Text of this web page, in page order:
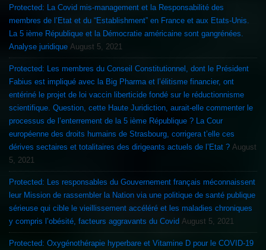
Protected: La Covid mis-management et la Responsabilité des
membres de l’Etat et du “Establishment” en France et aux Etats-Unis.
La 5 ième République et la Démocratie américaine sont gangrénées.
Analyse juridique August 5, 2021
Protected: Les membres du Conseil Constitutionnel, dont le Président
Fabius est impliqué avec la Big Pharma et l’élitisme financier, ont
entériné le projet de loi vaccin liberticide fondé sur le réductionnisme
scientifique. Question, cette Haute Juridiction, aurait-elle commenter le
processus de l’enterrement de la 5 ième République ? La Cour
européenne des droits humains de Strasbourg, corrigera t’elle ces
dérives sectaires et totalitaires des dirigeants actuels de l’Etat ? August
5, 2021
Protected: Les responsables du Gouvernement français méconnaissent
leur Mission de rassembler la Nation via une politique de santé publique
sérieuse qui cible le vieillissement accéléré et les maladies chroniques
y compris l’obésité, facteurs aggravants du Covid August 5, 2021
Protected: Oxygénothérapie hyperbare et Vitamine D pour le COVID-19